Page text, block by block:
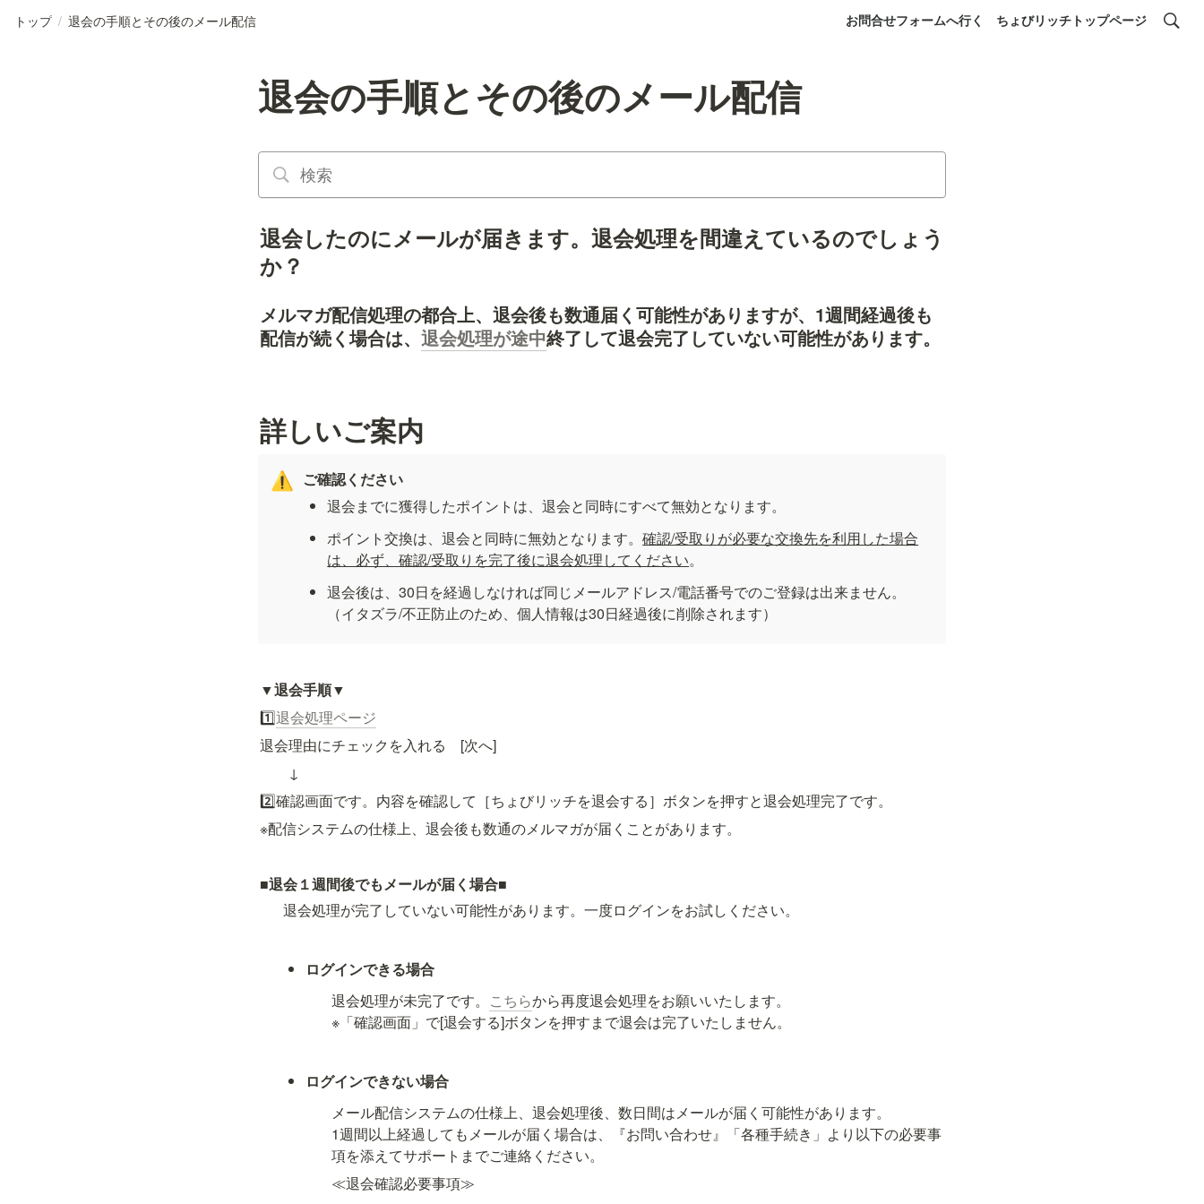
トップ / 退会の手順とその後のメール配信 お問合せフォームへ行く ちょびリッチトップページ
退会の手順とその後のメール配信
退会したのにメールが届きます。退会処理を間違えているのでしょう
か？
メルマガ配信処理の都合上、退会後も数通届く可能性がありますが、1週間経過後も
配信が続く場合は、 退会処理が途中終了して退会完了していない可能性があります。
詳しいご案内
⚠️
ご確認ください
退会までに獲得したポイントは、退会と同時にすべて無効となります。
ポイント交換は、退会と同時に無効となります。確認/受取りが必要な交換先を利用した場合
は、必ず、確認/受取りを完了後に退会処理してください。
退会後は、30日を経過しなければ同じメールアドレス/電話番号でのご登録は出来ません。
（イタズラ/不正防止のため、個人情報は30日経過後に削除されます）
▼退会手順▼
1️⃣退会処理ページ
退会理由にチェックを入れる　[次へ]
↓
2️⃣確認画面です。内容を確認して［ちょびリッチを退会する］ボタンを押すと退会処理完了です。
※配信システムの仕様上、退会後も数通のメルマガが届くことがあります。
■退会１週間後でもメールが届く場合■
退会処理が完了していない可能性があります。一度ログインをお試しください。
ログインできる場合
退会処理が未完了です。 こちらから再度退会処理をお願いいたします。
※「確認画面」で[退会する]ボタンを押すまで退会は完了いたしません。
ログインできない場合
メール配信システムの仕様上、退会処理後、数日間はメールが届く可能性があります。
1週間以上経過してもメールが届く場合は、『お問い合わせ』「各種手続き」より以下の必要事
項を添えてサポートまでご連絡ください。
≪退会確認必要事項≫